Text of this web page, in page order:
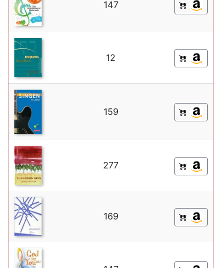
147
12
159
277
169